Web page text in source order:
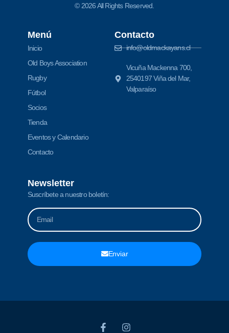
© 2026 All Rights Reserved.
Menú
Inicio
Old Boys Association
Rugby
Fútbol
Socios
Tienda
Eventos y Calendario
Contacto
Contacto
info@oldmackayans.cl
Vicuña Mackenna 700,
2540197 Viña del Mar,
Valparaíso
Newsletter
Suscríbete a nuestro boletín:
Enviar